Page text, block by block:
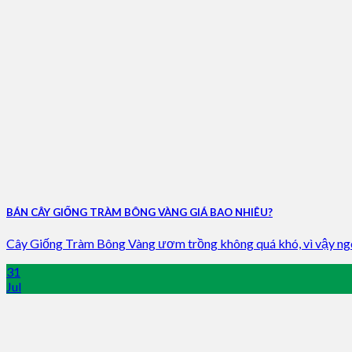
BÁN CÂY GIỐNG TRÀM BÔNG VÀNG GIÁ BAO NHIÊU?
Cây Giống Tràm Bông Vàng ươm trồng không quá khó, vì vậy
31
Jul